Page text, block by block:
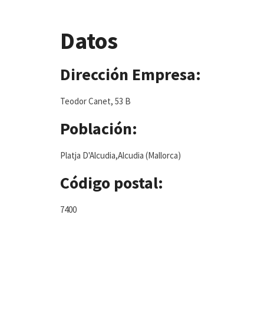
Datos
Dirección Empresa:
Teodor Canet, 53 B
Población:
Platja D'Alcudia,Alcudia (Mallorca)
Código postal:
7400